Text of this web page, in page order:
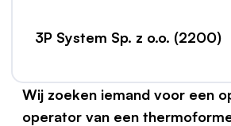
3P System Sp. z o.o. (2200)
Wij zoeken iemand voor een
operator van een